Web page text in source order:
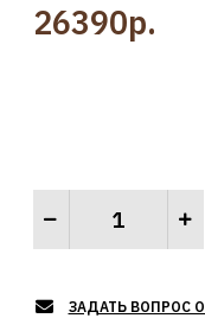
26390р.
ЗАДАТЬ ВОПРОС